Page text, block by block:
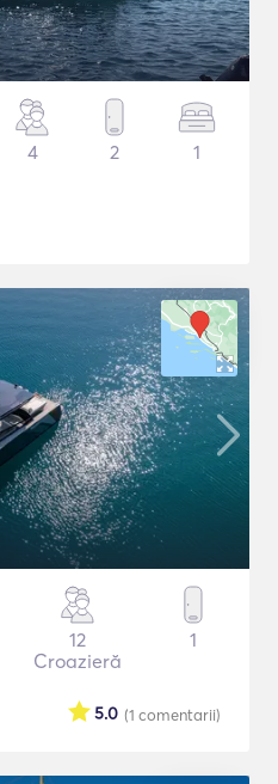
4 2 1
12
Croazieră
1
(1 comentarii)
5.0